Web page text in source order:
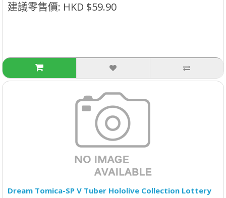
建議零售價: HKD $59.90
Dream Tomica-SP V Tuber Hololive Collection Lottery